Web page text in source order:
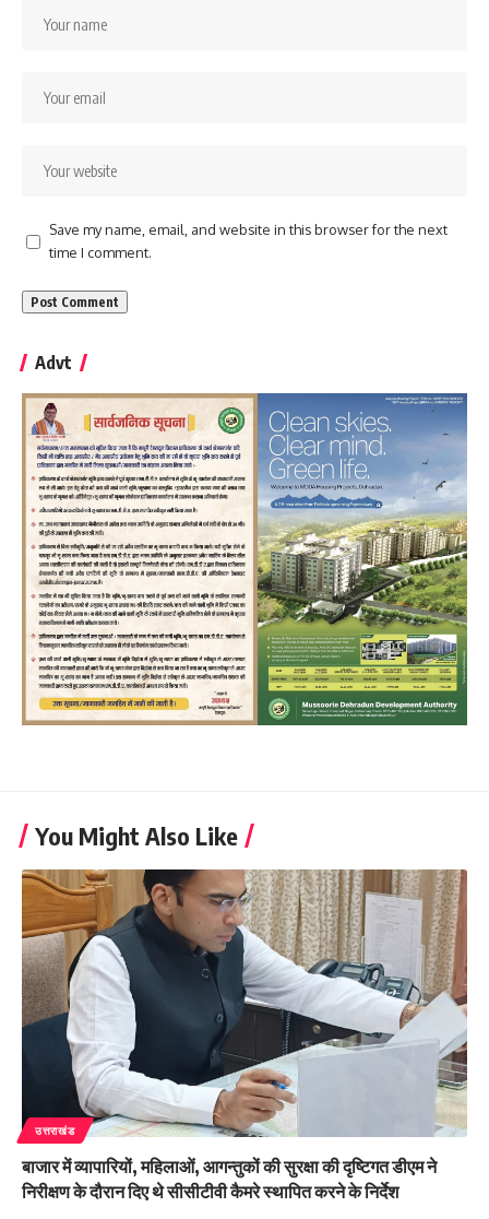
Save my name, email, and website in this browser for the next
time I comment.
Advt
You Might Also Like
उत्तराखंड
बाजार में व्यापारियों, महिलाओं, आगन्तुकों की सुरक्षा की दृष्टिगत डीएम ने
निरीक्षण के दौरान दिए थे सीसीटीवी कैमरे स्थापित करने के निर्देश